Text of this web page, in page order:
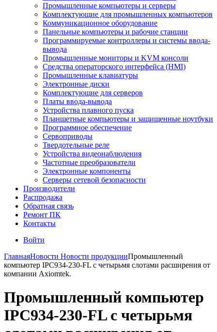
Промышленные компьютеры и серверы
Комплектующие для промышленных компьютеров
Коммуникационное оборудование
Панельные компьютеры и рабочие станции
Программируемые контроллеры и системы ввода-
вывода
Промышленные мониторы и KVM консоли
Средства операторского интерфейса (HMI)
Промышленные клавиатуры
Электронные диски
Комплектующие для серверов
Платы ввода-вывода
Устройства плавного пуска
Планшетные компьютеры и защищенные ноутбуки
Программное обеспечение
Сервоприводы
Твердотельные реле
Устройства видеонаблюдения
Частотные преобразователи
Электронные компоненты
Серверы сетевой безопасности
Производители
Распродажа
Обратная связь
Ремонт ПК
Контакты
Войти
ГлавнаяНовости Новости продукцииПромышленный
компьютер IPC934-230-FL с четырьмя слотами расширения от
компании Axiomtek.
Промышленный компьютер
IPC934-230-FL с четырьмя